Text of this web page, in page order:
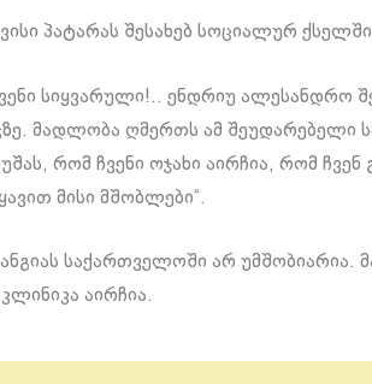
პატარას შესახებ სოციალურ
სიყვარული!.. ენდრიუ ალესანდრო
მადლობა ღმერთს ამ შეუდარებელი
რომ ჩვენი ოჯახი აირჩია, რომ ჩვენ
მისი მშობლები“.
საქართველოში არ უმშობიარია.
აირჩია.